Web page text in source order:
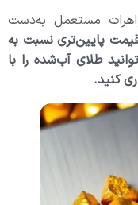
مستعمل به‌دست
پایین‌تری نسبت به
طلای آب‌شده را با
کنید.